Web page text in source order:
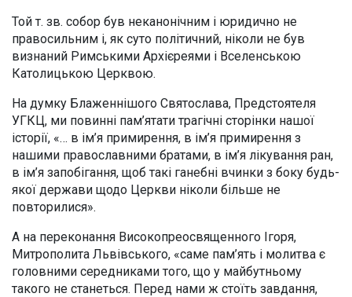
Той т. зв. собор був неканонічним і юридично не
правосильним і, як суто політичний, ніколи не був
визнаний Римськими Архієреями і Вселенською
Католицькою Церквою.
На думку Блаженнішого Святослава, Предстоятеля
УГКЦ, ми повинні пам’ятати трагічні сторінки нашої
історії, «… в ім’я примирення, в ім’я примирення з
нашими православними братами, в ім’я лікування ран,
в ім’я запобігання, щоб такі ганебні вчинки з боку будь-
якої держави щодо Церкви ніколи більше не
повторилися».
А на переконання Високопреосвященного Ігоря,
Митрополита Львівського, «саме пам’ять і молитва є
головними середниками того, що у майбутньому
такого не станеться. Перед нами ж стоїть завдання,